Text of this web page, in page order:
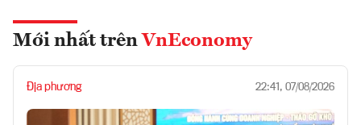
Mới nhất trên VnEconomy
Địa phương 22:41, 07/08/2026